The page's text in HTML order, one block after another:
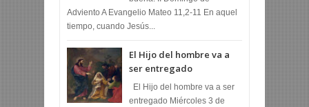
Adviento A Evangelio Mateo 11,2-11 En aquel
tiempo, cuando Jesús...
El Hijo del hombre va a
ser entregado
El Hijo del hombre va a ser
entregado Miércoles 3 de